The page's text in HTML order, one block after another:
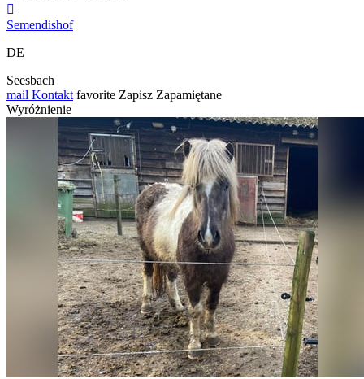

Semendishof
DE
Seesbach
mail Kontakt favorite Zapisz Zapamiętane
Wyróżnienie